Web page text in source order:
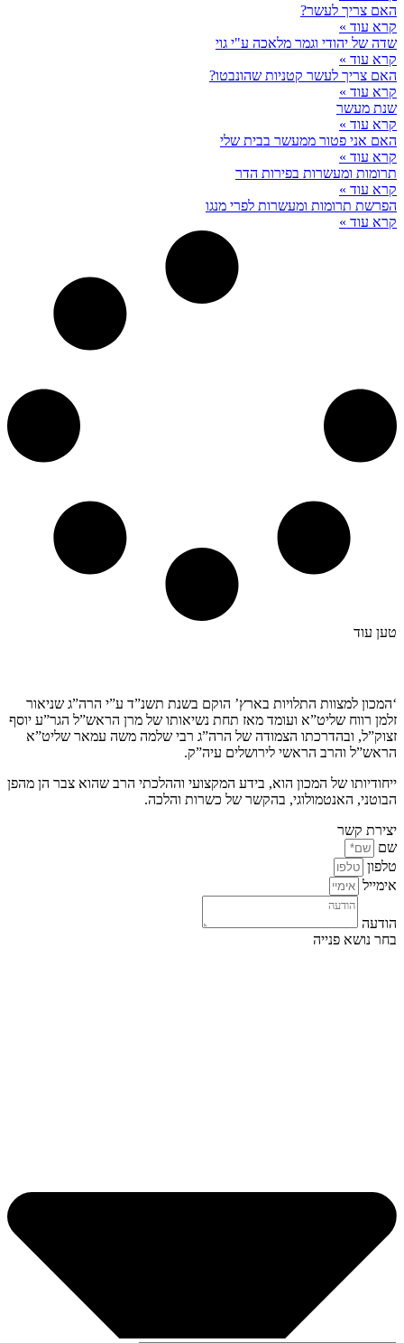
האם צריך לעשר?
קרא עוד »
שדה של יהודי וגמר מלאכה ע"י גוי
קרא עוד »
האם צריך לעשר קטניות שהונבטו?
קרא עוד »
שנת מעשר
קרא עוד »
האם אני פטור ממעשר בבית שלי
קרא עוד »
תרומות ומעשרות בפירות הדר
קרא עוד »
הפרשת תרומות ומעשרות לפרי מנגו
קרא עוד »
טען עוד
‘המכון למצוות התלויות בארץ’ הוקם בשנת תשנ”ד ע”י הרה”ג שניאור
זלמן רווח שליט”א ועומד מאז תחת נשיאותו של מרן הראש”ל הגר”ע יוסף
זצוק”ל, ובהדרכתו הצמודה של הרה”ג רבי שלמה משה עמאר שליט”א
הראש”ל והרב הראשי לירושלים עיה”ק.
ייחודיותו של המכון הוא, בידע המקצועי וההלכתי הרב שהוא צבר הן מהפן
הבוטני, האנטמולוגי, בהקשר של כשרות והלכה.
יצירת קשר
שם
טלפון
אימייל
הודעה
בחר נושא פנייה